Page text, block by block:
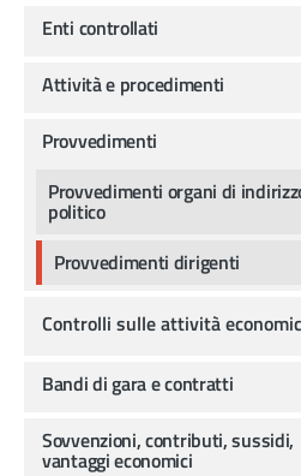
Enti controllati
Attività e procedimenti
Provvedimenti
Provvedimenti organi di
politico
Provvedimenti dirigenti
Controlli sulle attività
Bandi di gara e contratti
Sovvenzioni, contributi, sussidi,
vantaggi economici